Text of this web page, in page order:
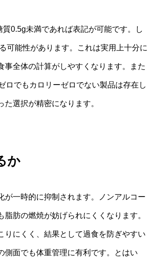
0.5g未満であれば表記が可能です。し
可能性があります。これは実用上十分に
全体の計算がしやすくなります。また
ロでもカロリーゼロでない製品は存在し
選択が精密になります。
か
が一時的に抑制されます。ノンアルコー
肪の燃焼が妨げられにくくなります。
りにくく、結果として過食を防ぎやすい
側面でも体重管理に有利です。とはい